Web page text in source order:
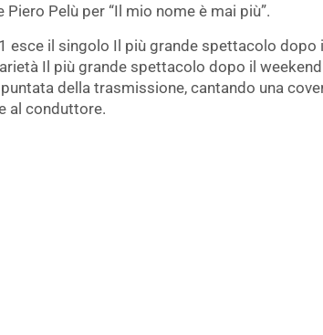
Piero Pelù per “Il mio nome è mai più”.
esce il singolo Il più grande spettacolo dopo
Il più grande spettacolo dopo il
della trasmissione, cantando una
al conduttore.